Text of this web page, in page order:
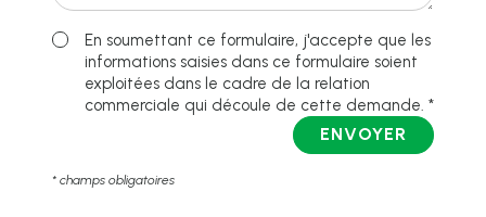
En soumettant ce formulaire, j'accepte que les
informations saisies dans ce formulaire soient
exploitées dans le cadre de la relation
commerciale qui découle de cette demande. *
ENVOYER
* champs obligatoires